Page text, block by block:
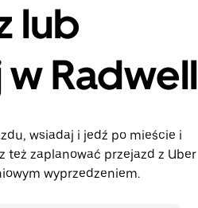
lub
Radwell
wsiadaj i jedź po mieście i
też zaplanować przejazd z Uber
wyprzedzeniem.